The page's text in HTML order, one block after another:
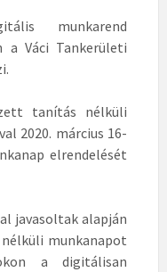
munkarend
a Váci Tankerületi
tanítás nélküli
2020. március 16-
elrendelését
javasoltak alapján
munkanapot
a digitálisan